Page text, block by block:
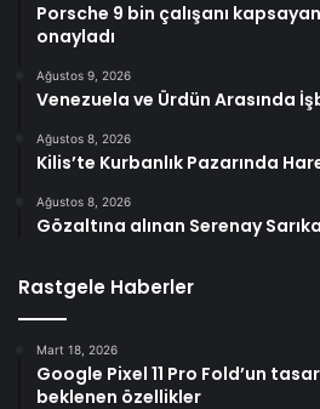
Porsche 9 bin çalışanı
onayladı
Ağustos 9, 2026
Venezuela ve Ürdün Arasında
Ağustos 8, 2026
Kilis’te Kurbanlık Pazarında
Ağustos 8, 2026
Gözaltına alınan Serenay
Rastgele Haberler
Mart 18, 2026
Google Pixel 11 Pro Fold’un
beklenen özellikler